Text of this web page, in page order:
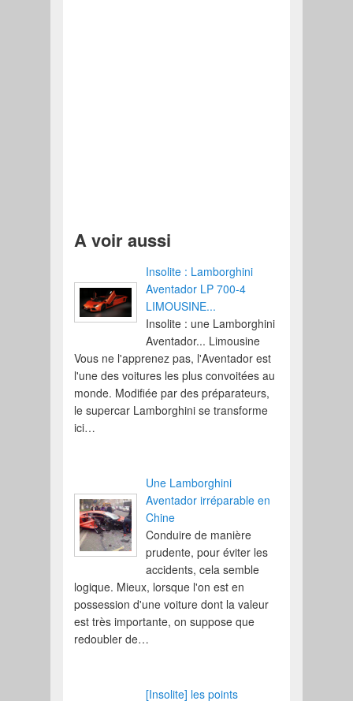
A voir aussi
Insolite : Lamborghini
Aventador LP 700-4
LIMOUSINE...
Insolite : une Lamborghini
Aventador... Limousine
Vous ne l'apprenez pas, l'Aventador est
l'une des voitures les plus convoitées au
monde. Modifiée par des préparateurs,
le supercar Lamborghini se transforme
ici…
Une Lamborghini
Aventador irréparable en
Chine
Conduire de manière
prudente, pour éviter les
accidents, cela semble
logique. Mieux, lorsque l'on est en
possession d'une voiture dont la valeur
est très importante, on suppose que
redoubler de…
[Insolite] les points